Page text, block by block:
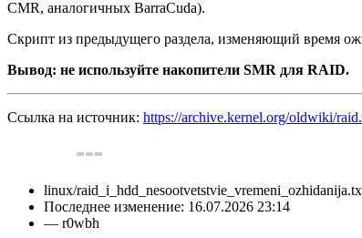
CMR, аналогичных BarraCuda).
Скрипт из предыдущего раздела, изменяющий время
Вывод: не используйте накопители SMR для RAID.
Ссылка на источник: https://archive.kernel.org/oldwiki/
linux/
Последнее изменение: 16.07.2026 23:14
— r0wbh